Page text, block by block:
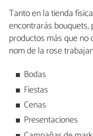
Tanto en la tienda
encontrarás bouquets,
productos más que no
nom de la rose
Bodas
Fiestas
Cenas
Presentaciones